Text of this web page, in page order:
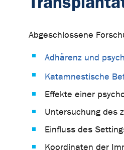
Abgeschlossene
Adhärenz und
Katamnestische
Effekte einer
Untersuchung des
Einfluss des
Koordinaten der